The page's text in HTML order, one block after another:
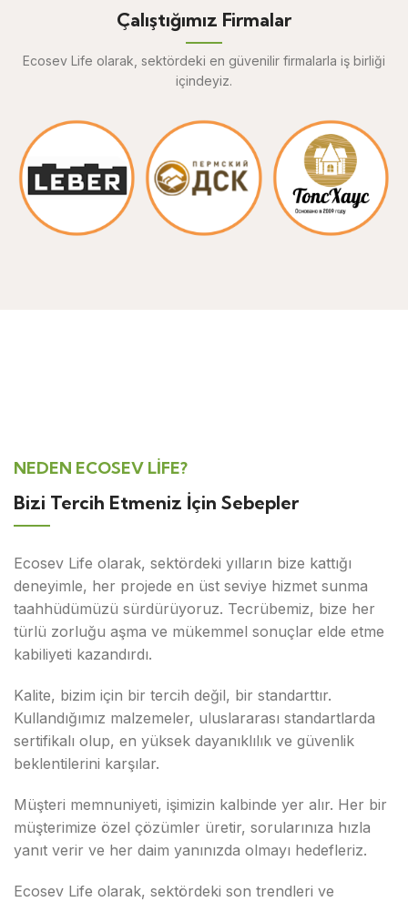
Çalıştığımız Firmalar
Ecosev Life olarak, sektördeki en güvenilir firmalarla iş birliği
içindeyiz.
NEDEN ECOSEV LİFE?
Bizi Tercih Etmeniz İçin Sebepler
Ecosev Life olarak, sektördeki yılların bize kattığı
deneyimle, her projede en üst seviye hizmet sunma
taahhüdümüzü sürdürüyoruz. Tecrübemiz, bize her
türlü zorluğu aşma ve mükemmel sonuçlar elde etme
kabiliyeti kazandırdı.
Kalite, bizim için bir tercih değil, bir standarttır.
Kullandığımız malzemeler, uluslararası standartlarda
sertifikalı olup, en yüksek dayanıklılık ve güvenlik
beklentilerini karşılar.
Müşteri memnuniyeti, işimizin kalbinde yer alır. Her bir
müşterimize özel çözümler üretir, sorularınıza hızla
yanıt verir ve her daim yanınızda olmayı hedefleriz.
Ecosev Life olarak, sektördeki son trendleri ve